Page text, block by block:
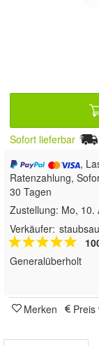
Sofort lieferbar
,
Ratenzahlung,
30 Tagen
Zustellung: Mo, 10.
Verkäufer:
Generalüberholt
Merken Preis